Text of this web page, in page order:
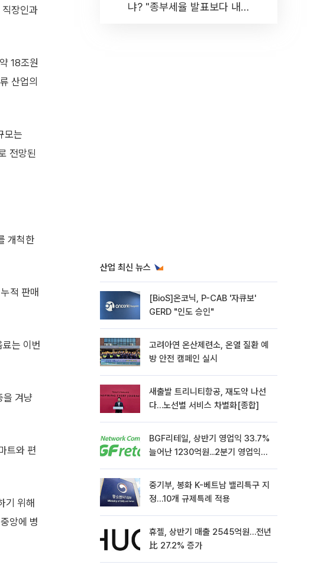
장인과
18조원
산업의
모는
전망된
개척한
적 판매
는 이번
을 겨냥
트와 편
기 위해
앙에 병
냐? "종부세율 발표보다 내릴
산업 최신 뉴스
[BioS]온코닉, P-CAB '자큐보'
GERD "인도 승인"
고려아연 온산제련소, 온열 질환 예
방 안전 캠페인 실시
새출발 트리니티항공, 재도약 나선
다…노선별 서비스 차별화[종합]
BGF리테일, 상반기 영업익 33.7%
늘어난 1230억원...2분기 영업익
중기부, 봉화 K-베트남 밸리특구 지
정…10개 규제특례 적용
휴젤, 상반기 매출 2545억원…전년
比 27.2% 증가